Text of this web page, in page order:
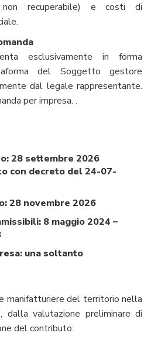
recuperabile) e costi di
esclusivamente in forma
del Soggetto gestore
dal legale rappresentante.
per impresa. .
28 settembre 2026
con decreto del 24-07-
28 novembre 2026
8 maggio 2024 –
una soltanto
manifatturiere del territorio nella
dalla valutazione preliminare di
del contributo: